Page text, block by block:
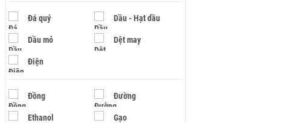
Đá quý Dầu - Hạt dầu
Dầu mỏ Dệt may
Điện
Đồng Đường
Ethanol Gạo